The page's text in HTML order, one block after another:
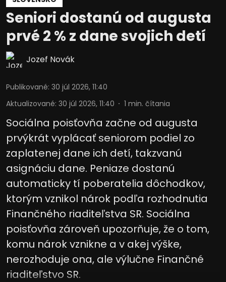
Seniori dostanú od augusta
prvé 2 % z dane svojich detí
Jozef Novák
Publikované: 30 júl 2026, 11:40
Aktualizované: 30 júl 2026, 11:40 1 min. čítania
Sociálna poisťovňa začne od augusta
prvýkrát vyplácať seniorom podiel zo
zaplatenej dane ich detí, takzvanú
asignáciu dane. Peniaze dostanú
automaticky tí poberatelia dôchodkov,
ktorým vznikol nárok podľa rozhodnutia
Finančného riaditeľstva SR. Sociálna
poisťovňa zároveň upozorňuje, že o tom,
komu nárok vznikne a v akej výške,
nerozhoduje ona, ale výlučne Finančné
riaditeľstvo SR.